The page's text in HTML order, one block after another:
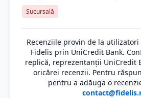
Sucursală
Recenziile provin de la
Fidelis prin UniCredit Bank.
replică, reprezentanții UniCredit
oricărei recenzii. Pentru
pentru a adăuga o